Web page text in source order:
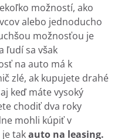
možností, ako
alebo jednoducho
možnosťou je
ľudí sa však
na auto má k
zlé, ak kupujete drahé
keď máte vysoký
chodiť dva roky
mohli kúpiť v
takauto na leasing.